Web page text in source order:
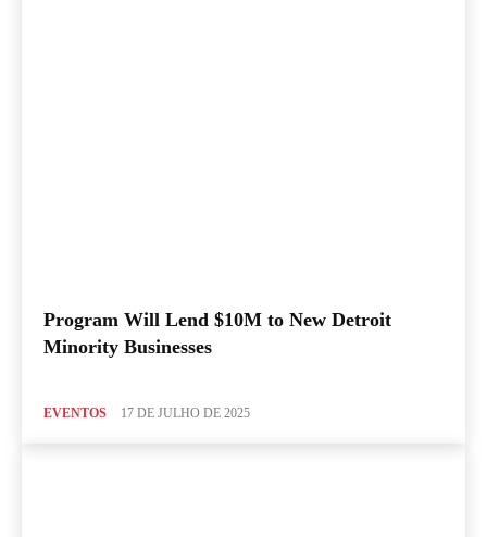
Program Will Lend $10M to New Detroit
Minority Businesses
EVENTOS 17 DE JULHO DE 2025